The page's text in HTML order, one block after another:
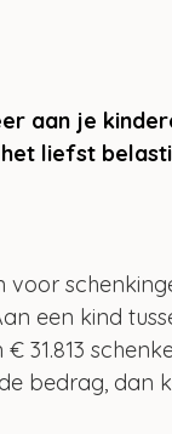
aan je
liefst
voor
een kind
31.813
bedrag,